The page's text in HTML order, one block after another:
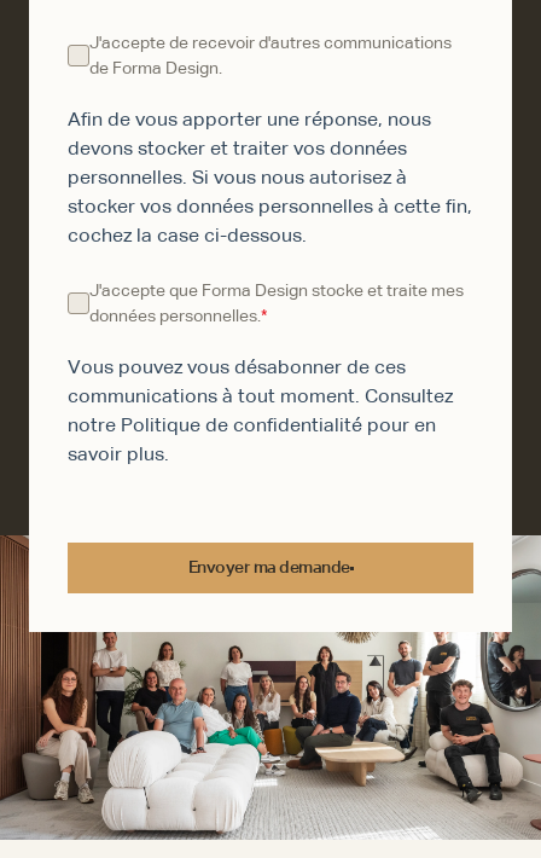
J'accepte de recevoir d'autres communications
de Forma Design.
Afin de vous apporter une réponse, nous
devons stocker et traiter vos données
personnelles. Si vous nous autorisez à
stocker vos données personnelles à cette fin,
cochez la case ci-dessous.
J'accepte que Forma Design stocke et traite mes
données personnelles.*
Vous pouvez vous désabonner de ces
communications à tout moment. Consultez
notre Politique de confidentialité pour en
savoir plus.
Envoyer ma demande